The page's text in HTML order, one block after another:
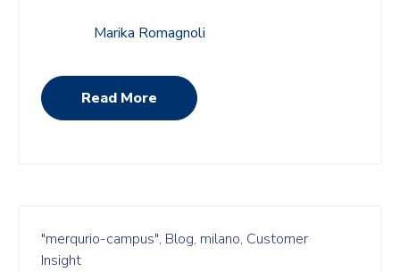
Marika Romagnoli
Read More
"merqurio-campus", Blog, milano, Customer
Insight